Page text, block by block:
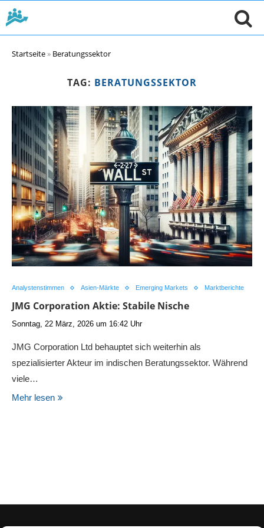
Startseite» Beratungssektor
TAG: BERATUNGSSEKTOR
Analystenstimmen Asien-Märkte Emerging Markets Marktberichte
JMG Corporation Aktie: Stabile Nische
Sonntag, 22 März, 2026 um 16:42 Uhr
JMG Corporation Ltd behauptet sich weiterhin als
spezialisierter Akteur im indischen Beratungssektor. Während
viele…
Mehr lesen